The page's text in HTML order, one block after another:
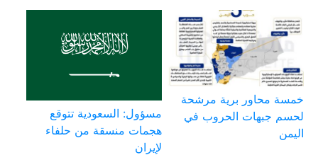
خمسة محاور برية مرشحة
لحسم جبهات الحروب في
اليمن
مسؤول: السعودية تتوقع
هجمات منسقة من حلفاء
لإيران